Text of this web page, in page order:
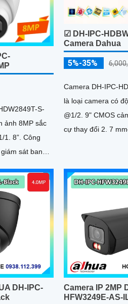
chuẩn IP67 chống
POE
S-
ảnh 8MP sắc
Công
sát ban
☑ DH-IPC-
Camera Dahua
5%-35%
Camera DH-IPC-HDBW3449RP-ZAS-IL
là loại camera có
@1/2. 9" CMOS
cự thay đổi 2. 7
DH-IPC-
Camera IP 2MP
HFW3249E-AS-